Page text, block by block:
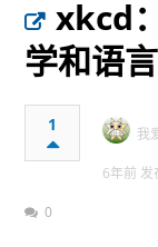
xkcd
学和语
1 我
6年前
0